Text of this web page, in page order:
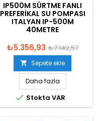
IP500M SÜRTME FANLI
PREFERIKAL SU POMPASI
ITALYAN IP-500M
40METRE
₺5.356,93 ₺7.142,57
 Sepete ekle
Daha fazla
 Stokta VAR